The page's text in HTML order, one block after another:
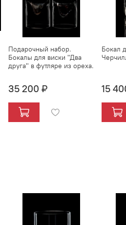
Подарочный набор.
Бокалы для виски "Два
друга" в футляре из ореха.
35 200 ₽
Бокал
15